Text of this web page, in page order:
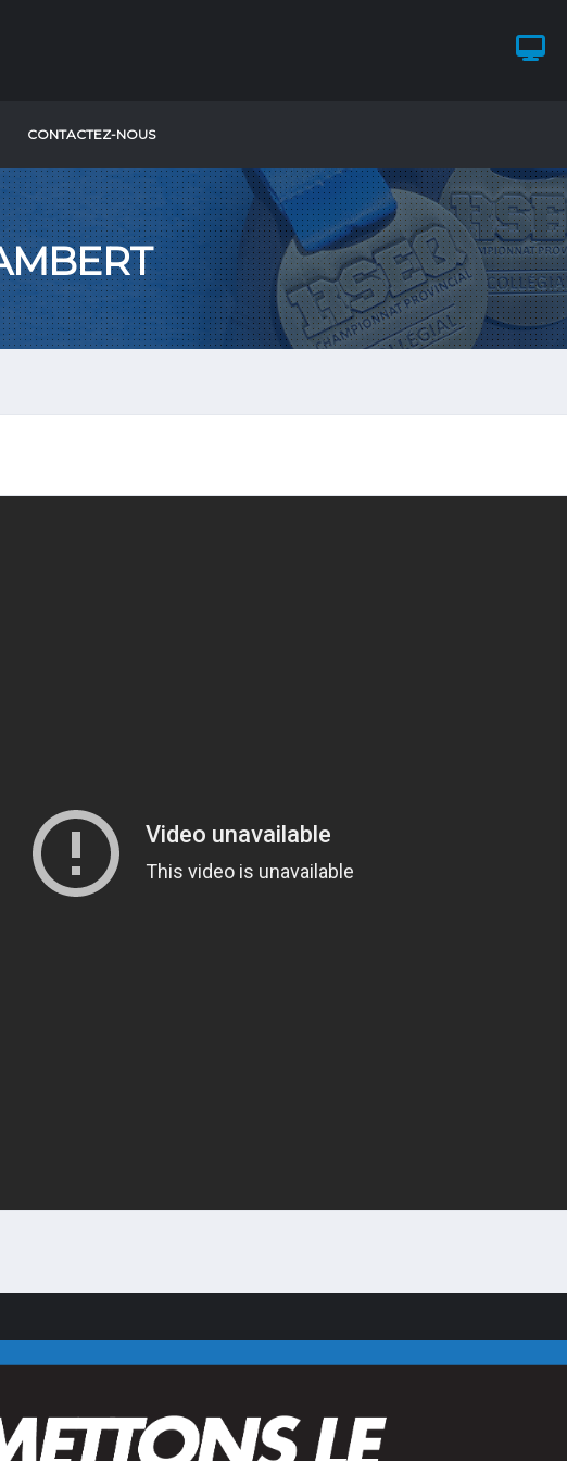
​CONTACTEZ-NOUS